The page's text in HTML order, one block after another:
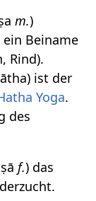
m.)
ein Beiname
Rind).
ist der
Yoga.
des
f.) das